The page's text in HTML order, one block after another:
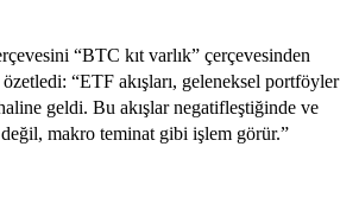
“BTC kıt varlık” çerçevesinden
“ETF akışları, geleneksel portföyler
geldi. Bu akışlar negatifleştiğinde ve
değil, makro teminat gibi işlem görür.”